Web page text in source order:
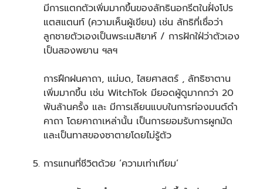
มีการแตกตัวเพิ่มมากขึ้นของลัทธินอกรีตในฝั่งโปร
แตสแตนท์ (ความเห็นผู้เขียน) เช่น ลัทธิที่เชื่อว่า
ลูกชายตัวเองเป็นพระเมสิยาห์ / การฝักใฝ่ว่าตัวเอง
เป็นสองพยาน ฯลฯ
การฝึกฝนคาถา, แม่มด, ไสยศาสตร์ , ลัทธิซาตาน
เพิ่มมากขึ้น เช่น WitchTok มียอดผู้ดูมากกว่า 20
พันล้านครั้ง และ มีการเลียนแบบในการท่องมนต์ดำ
คาถา โดยคาถาเหล่านั้น เป็นการยอมรับการผูกมัด
และเป็นทาสของซาตายโดยไม่รู้ตัว
การแทนที่ชีวิตด้วย ‘ความเท่าเทียม’